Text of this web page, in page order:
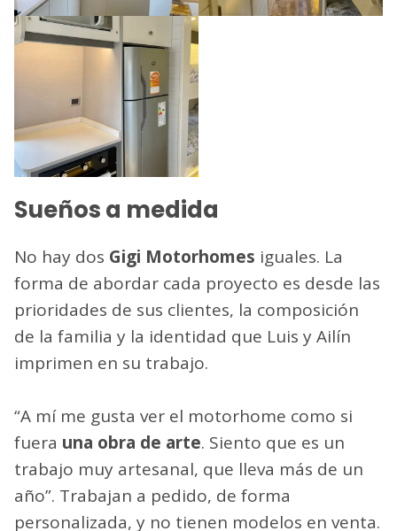
Sueños a medida
No hay dosGigi Motorhomesiguales. La
forma de abordar cada proyecto es desde las
prioridades de sus clientes, la composición
de la familia y la identidad que Luis y Ailín
imprimen en su trabajo.